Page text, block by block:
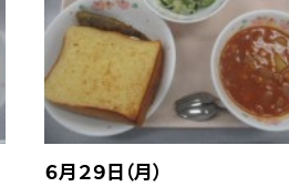
６月２９日（月）